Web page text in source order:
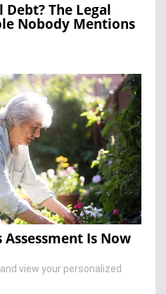
Debt? The Legal
Nobody Mentions
Assessment Is Now
view your personalized